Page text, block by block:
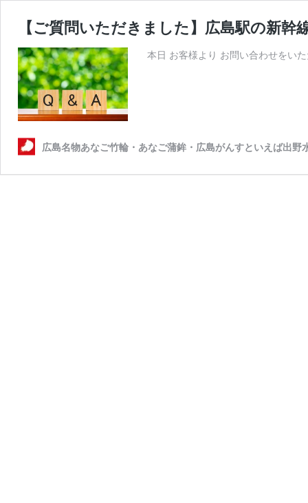
【ご質問いただきました】広島駅の新
本日 お客様より お問い合わせをい
広島名物あなご竹輪・あなご蒲鉾・広島がんすといえば出野